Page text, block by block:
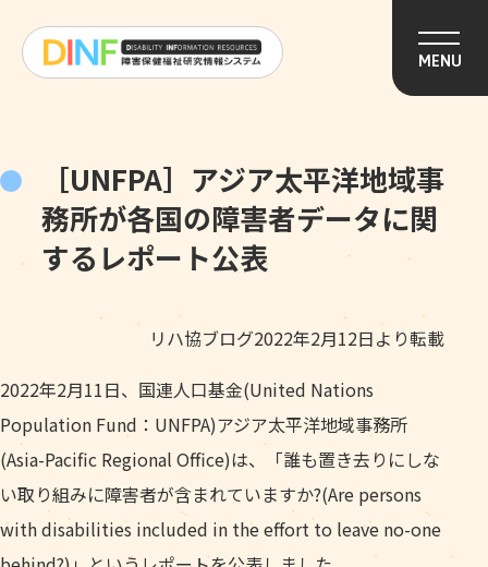
MENU
［UNFPA］アジア太平洋地域事
務所が各国の障害者データに関
するレポート公表
リハ協ブログ2022年2月12日より転載
2022年2月11日、国連人口基金(United Nations
Population Fund：UNFPA)アジア太平洋地域事務所
(Asia-Pacific Regional Office)は、「誰も置き去りにしな
い取り組みに障害者が含まれていますか?(Are persons
with disabilities included in the effort to leave no-one